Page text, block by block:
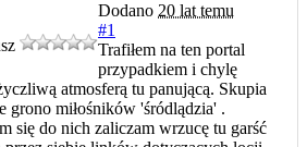
Dodano 20 lat temu
#1
Trafiłem na ten portal
przypadkiem i chylę
atmosferą tu panującą. Skupia
grono miłośników 'śródlądzia' .
się do nich zaliczam wrzucę tu garść